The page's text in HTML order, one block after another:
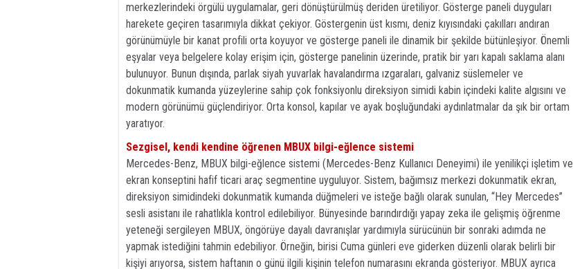
merkezlerindeki örgülü uygulamalar, geri dönüştürülmüş deriden üretiliyor. Gösterge paneli duyguları
harekete geçiren tasarımıyla dikkat çekiyor. Göstergenin üst kısmı, deniz kıyısındaki çakılları andıran
görünümüyle bir kanat profili orta koyuyor ve gösterge paneli ile dinamik bir şekilde bütünleşiyor. Önemli
eşyalar veya belgelere kolay erişim için, gösterge panelinin üzerinde, pratik bir yarı kapalı saklama alanı
bulunuyor. Bunun dışında, parlak siyah yuvarlak havalandırma ızgaraları, galvaniz süslemeler ve
dokunmatik kumanda yüzeylerine sahip çok fonksiyonlu direksiyon simidi kabin içindeki kalite algısını ve
modern görünümü güçlendiriyor. Orta konsol, kapılar ve ayak boşluğundaki aydınlatmalar da şık bir ortam
yaratıyor.
Sezgisel, kendi kendine öğrenen MBUX bilgi-eğlence sistemi
Mercedes-Benz, MBUX bilgi-eğlence sistemi (Mercedes-Benz Kullanıcı Deneyimi) ile yenilikçi işletim ve
ekran konseptini hafif ticari araç segmentine uyguluyor. Sistem, bağımsız merkezi dokunmatik ekran,
direksiyon simidindeki dokunmatik kumanda düğmeleri ve isteğe bağlı olarak sunulan, “Hey Mercedes”
sesli asistanı ile rahatlıkla kontrol edilebiliyor. Bünyesinde barındırdığı yapay zeka ile gelişmiş öğrenme
yeteneği sergileyen MBUX, öngörüye dayalı davranışlar yardımıyla sürücünün bir sonraki adımda ne
yapmak istediğini tahmin edebiliyor. Örneğin, birisi Cuma günleri eve giderken düzenli olarak belirli bir
kişiyi arıyorsa, sistem haftanın o günü ilgili kişinin telefon numarasını ekranda gösteriyor. MBUX ayrıca